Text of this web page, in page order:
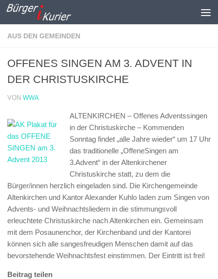
Zum Inhalt springen
AUS DEN GEMEINDEN
OFFENES SINGEN AM 3. ADVENT IN
DER CHRISTUSKIRCHE
VON WWA
ALTENKIRCHEN – Offenes Adventssingen
in der Christuskirche – Kommenden
Sonntag findet „alle Jahre wieder“ um 17 Uhr
das traditionelle „OffeneSingen am
3.Advent“ in der Altenkirchener
Christuskirche statt, zu dem die
Bürger/innen herzlich eingeladen sind. Die Kirchengemeinde
Altenkirchen und Kantor Alexander Kuhlo laden zum Singen von
Advents- und Weihnachtsliedern in die stimmungsvoll
erleuchtete Christuskirche nach Altenkirchen ein. Gemeinsam
mit dem Posaunenchor, der Kirchenband und der Kantorei
können sich alle sangesfreudigen Menschen damit auf das
bevorstehende Weihnachtsfest einstimmen. Der Eintritt ist frei!
Beitrag teilen